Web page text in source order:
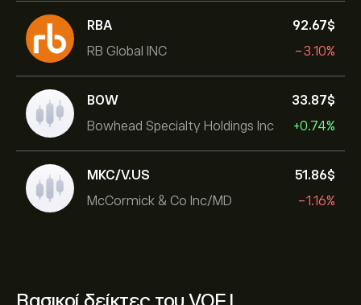
RBA
RB Global INC
92.67‎$‎
-3.10%
BOW
Bowhead Specialty Holdings Inc
33.87‎$‎
+0.74%
MKC/V.US
McCormick & Co Inc/MD
51.86‎$‎
-1.16%
Βασικοί δείκτες του VOF.L